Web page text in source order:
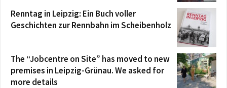
Renntag in Leipzig: Ein Buch voller
Geschichten zur Rennbahn im Scheibenholz
The “Jobcentre on Site” has moved to new
premises in Leipzig-Grünau. We asked for
more details